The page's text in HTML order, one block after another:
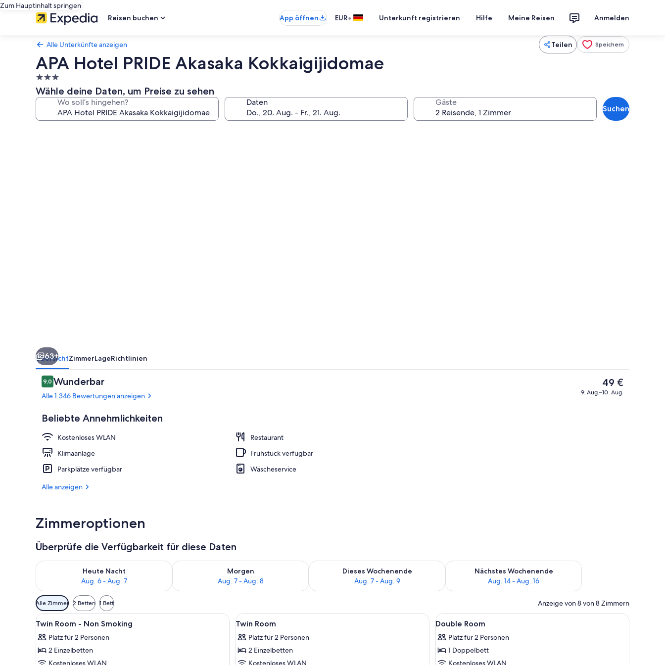
Zum Hauptinhalt springen
Reisen buchen
App öffnen EUR• Unterkunft registrieren Hilfe Meine Reisen Anmelden
Alle Unterkünfte anzeigen Teilen Speichern
APA Hotel PRIDE Akasaka Kokkaigijidomae
3.0-
Sterne-
Unterkunft
Wähle deine Daten, um Preise zu sehen
Wo soll’s hingehen? Daten Gäste
Suchen
63+
ÜbersichtZimmerLageRichtlinien
Bewertungen
9,09,0 von 10.
Wunderbar
Alle 1.346 Bewertungen anzeigen
Beliebte Annehmlichkeiten
Kostenloses WLAN
Restaurant
Klimaanlage
Frühstück verfügbar
Parkplätze verfügbar
Wäscheservice
Alle anzeigen
Der
aktuelle
49 €
9. Aug.–10. Aug.
Zimmeroptionen
Überprüfe die Verfügbarkeit für diese Daten
Heute Nacht
Aug. 6 - Aug. 7
Überprüfe die Verfügbarkeit für heute Nacht, Aug. 6 - Aug. 7.
Morgen
Aug. 7 - Aug. 8
Überprüfe die Verfügbarkeit für morgen, Aug. 7 - Aug. 8.
Dieses Wochenende
Aug. 7 - Aug. 9
Überprüfe die Verfügbarkeit für dieses Wochenende, Aug. 7 - Aug. 9.
Nächstes Wochenende
Aug. 14 - Aug. 16
Überprüfe die Verfügbarkeit für nächstes Wochenende, Aug.
Verfügbare
Filter
für
Alle Zimmer 2 Betten 1 Bett Anzeige von 8 von 8 Zimmern
Alle
Fotos
für
Twin
Ein Bett mit weißer Bettwäsche und einem Kopfteil.
12
Twin Room - Non Smoking
Platz für 2 Personen
2 Einzelbetten
Kostenloses WLAN
Alle
Fotos
für
Twin
Ein Hotelzimmer mit zwei Betten, einer Wand mit Muster, einer Kristallleuchtre, einem Nachttisch und einem
1
Twin Room
Platz für 2 Personen
2 Einzelbetten
Kostenloses WLAN
Alle
Fotos
für
Double
Ein Hotelzimmer mit Bett, Schreibtisch,
1
Double Room
Platz für 2 Personen
1 Doppelbett
Kostenloses WLAN